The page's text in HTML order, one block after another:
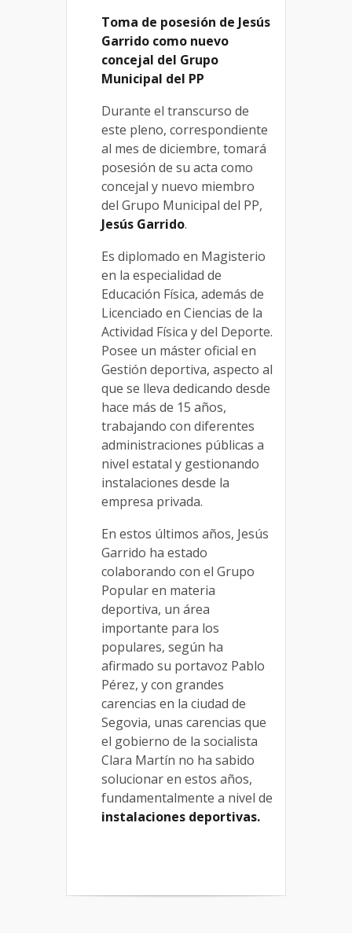
Toma de posesión de Jesús
Garrido como nuevo
concejal del Grupo
Municipal del PP
Durante el transcurso de
este pleno, correspondiente
al mes de diciembre, tomará
posesión de su acta como
concejal y nuevo miembro
del Grupo Municipal del PP,
Jesús Garrido.
Es diplomado en Magisterio
en la especialidad de
Educación Física, además de
Licenciado en Ciencias de la
Actividad Física y del Deporte.
Posee un máster oficial en
Gestión deportiva, aspecto al
que se lleva dedicando desde
hace más de 15 años,
trabajando con diferentes
administraciones públicas a
nivel estatal y gestionando
instalaciones desde la
empresa privada.
En estos últimos años, Jesús
Garrido ha estado
colaborando con el Grupo
Popular en materia
deportiva, un área
importante para los
populares, según ha
afirmado su portavoz Pablo
Pérez, y con grandes
carencias en la ciudad de
Segovia, unas carencias que
el gobierno de la socialista
Clara Martín no ha sabido
solucionar en estos años,
fundamentalmente a nivel de
instalaciones deportivas.